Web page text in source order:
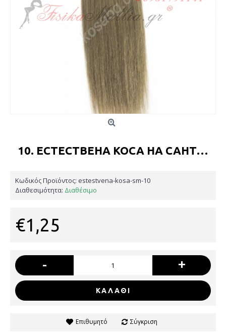
10. ЕСТЕСТВЕНА КОСА НА САНТИМЕТЪР
Κωδικός Προϊόντος: estestvena-kosa-sm-10
Διαθεσιμότητα: Διαθέσιμο
€1,25
- +
ΚΑΛΆΘΙ
Επιθυμητό Σύγκριση